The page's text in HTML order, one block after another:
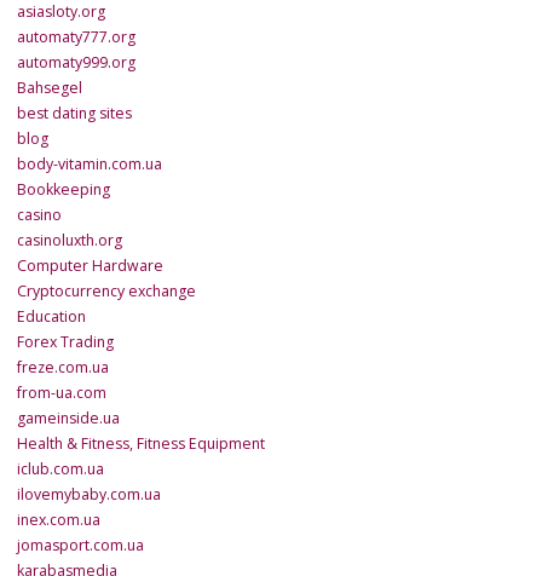
asiasloty.org
automaty777.org
automaty999.org
Bahsegel
best dating sites
blog
body-vitamin.com.ua
Bookkeeping
casino
casinoluxth.org
Computer Hardware
Cryptocurrency exchange
Education
Forex Trading
freze.com.ua
from-ua.com
gameinside.ua
Health & Fitness, Fitness Equipment
iclub.com.ua
ilovemybaby.com.ua
inex.com.ua
jomasport.com.ua
karabasmedia